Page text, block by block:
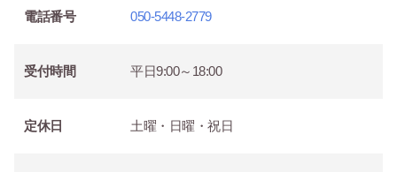
電話番号 050-5448-2779
受付時間 平日9:00～18:00
定休日 土曜・日曜・祝日